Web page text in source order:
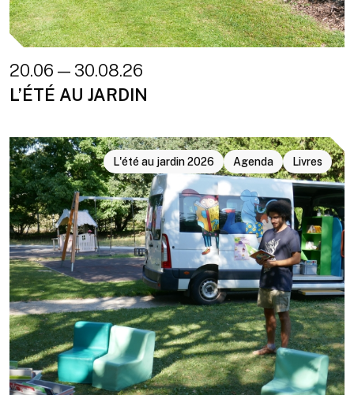
20.06 — 30.08.26
L’ÉTÉ AU JARDIN
L'été au jardin 2026 Agenda Livres